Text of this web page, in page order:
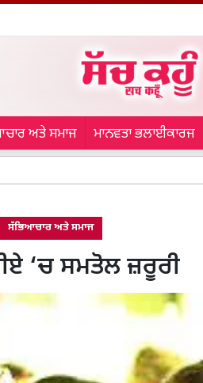
ਅਤੇ ਸਮਾਜ ਮਾਨਵਤਾ ਭਲਾਈਕਾਰਜ
ਸੱਭਿਆਚਾਰ ਅਤੇ ਸਮਾਜ
‘ਚ ਸਮਤੋਲ ਜ਼ਰੂਰੀ